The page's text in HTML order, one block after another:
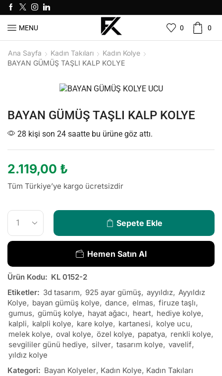
MENU 0 0
Ana Sayfa Kadın Takıları
Kadın Kolye
BAYAN GÜMÜŞ TAŞLI KALP KOLYE
BAYAN GÜMÜŞ TAŞLI KALP KOLYE
28 kişi son 24 saatte bu ürüne göz attı.
2.119,00 ₺
Tüm Türkiye’ye kargo ücretsizdir
Sepete Ekle
Hemen Satın Al
Ürün Kodu: KL 0152-2
Etiketler: 3d tasarım, 925 ayar gümüş, ayyıldız, Ayyıldız
Kolye, bayan gümüş kolye, dance, elmas, firuze taşlı,
gumus, gümüş kolye, hayat ağacı, heart, hediye kolye,
kalpli, kalpli kolye, kare kolye, kartanesi, kolye ucu,
melek kolye, oval kolye, özel kolye, papatya, renkli kolye,
sevgililer günü hediye, silver, tasarım kolye, vavelif,
yıldız kolye
Kategori: Bayan Kolyeler, Kadın Kolye, Kadın Takıları